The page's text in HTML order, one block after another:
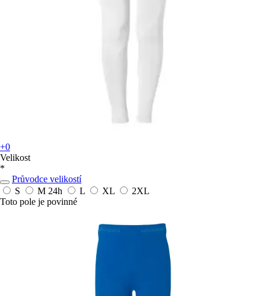
+0
Velikost
*
Průvodce velikostí
S
M 24h L XL
2XL
Toto pole je povinné